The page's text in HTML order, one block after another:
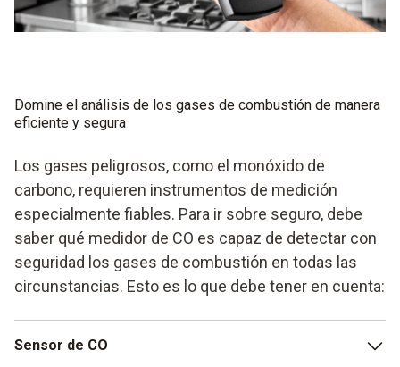
Domine el análisis de los gases de combustión de manera
eficiente y segura
Los gases peligrosos, como el monóxido de
carbono, requieren instrumentos de medición
especialmente fiables. Para ir sobre seguro, debe
saber qué medidor de CO es capaz de detectar con
seguridad los gases de combustión en todas las
circunstancias. Esto es lo que debe tener en cuenta:
Sensor de CO